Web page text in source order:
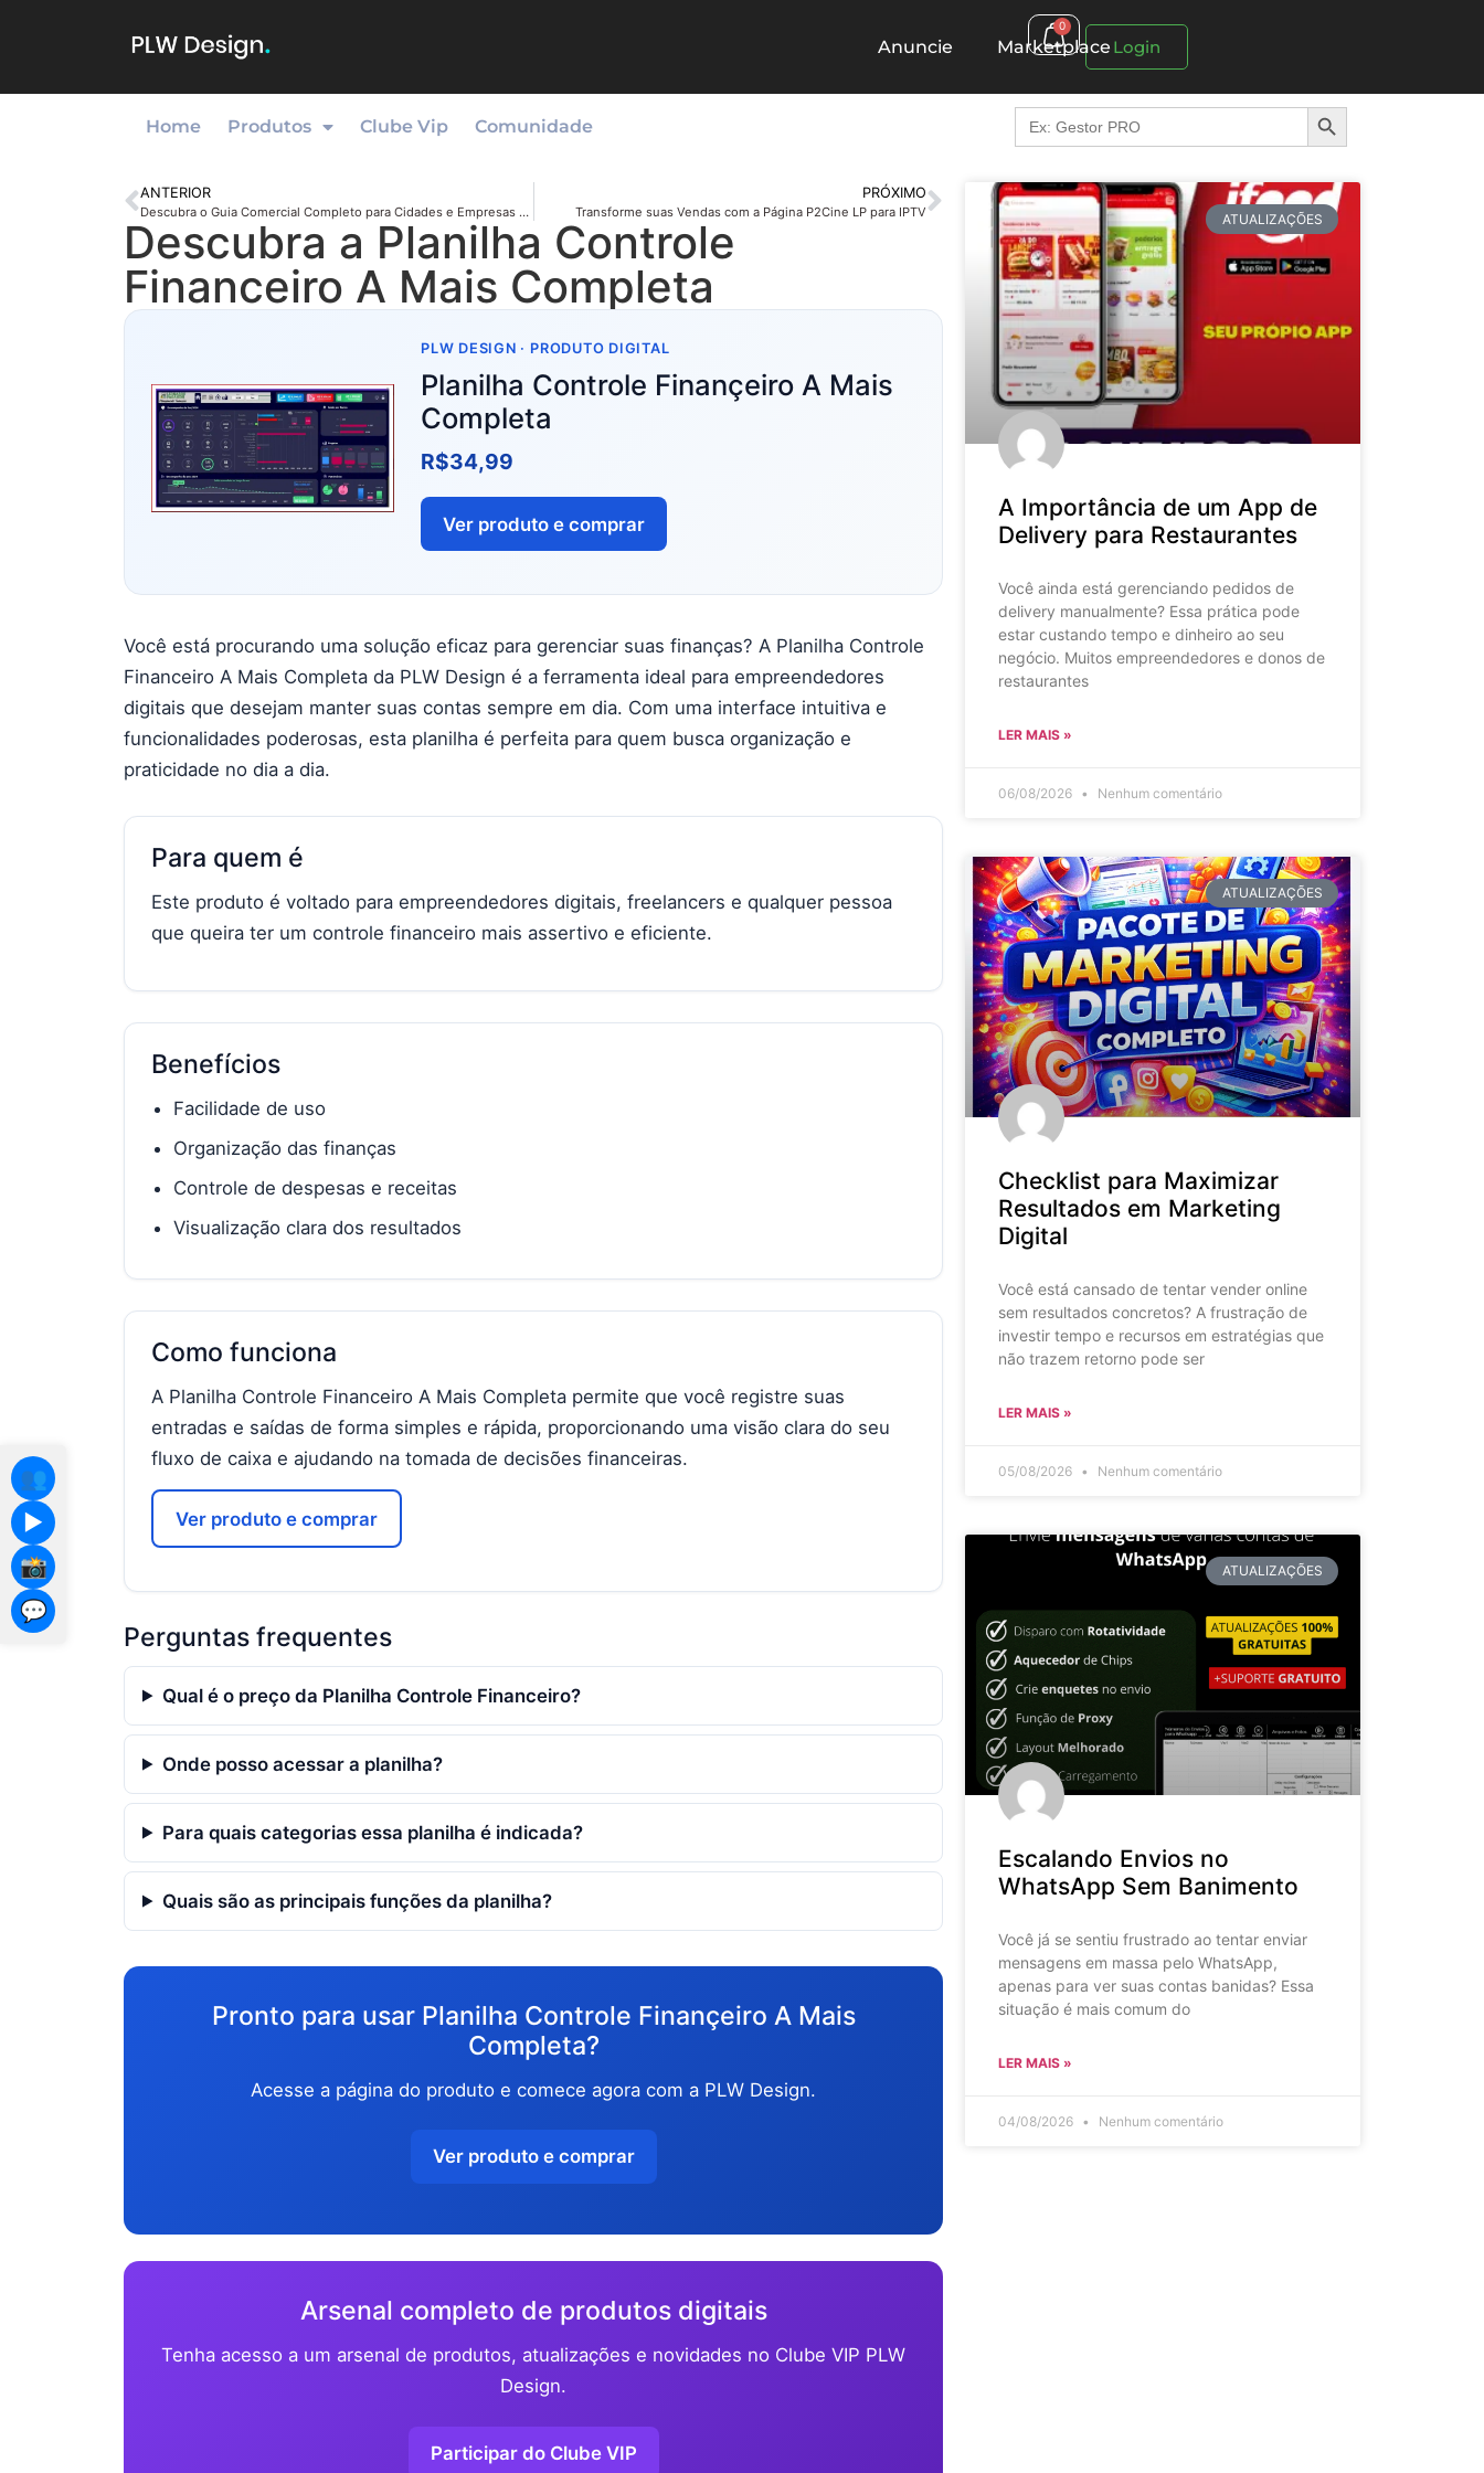
Anuncie Marketplace
0
Login
Home Produtos Clube Vip Comunidade
Search
for:
Search Button
ANTERIOR
Descubra o Guia Comercial Completo para Cidades e Empresas Script PHP Completo
PRÓXIMO
Transforme suas Vendas com a Página P2Cine LP para IPTV
Descubra a Planilha Controle
Financeiro A Mais Completa
PLW DESIGN · PRODUTO DIGITAL
Planilha Controle Finançeiro A Mais
Completa
R$34,99
Ver produto e comprar
Você está procurando uma solução eficaz para gerenciar suas finanças? A Planilha Controle
Financeiro A Mais Completa da PLW Design é a ferramenta ideal para empreendedores
digitais que desejam manter suas contas sempre em dia. Com uma interface intuitiva e
funcionalidades poderosas, esta planilha é perfeita para quem busca organização e
praticidade no dia a dia.
Para quem é
Este produto é voltado para empreendedores digitais, freelancers e qualquer pessoa
que queira ter um controle financeiro mais assertivo e eficiente.
Benefícios
Facilidade de uso
Organização das finanças
Controle de despesas e receitas
Visualização clara dos resultados
Como funciona
A Planilha Controle Financeiro A Mais Completa permite que você registre suas
entradas e saídas de forma simples e rápida, proporcionando uma visão clara do seu
fluxo de caixa e ajudando na tomada de decisões financeiras.
Ver produto e comprar
Perguntas frequentes
Qual é o preço da Planilha Controle Financeiro?
Onde posso acessar a planilha?
Para quais categorias essa planilha é indicada?
Quais são as principais funções da planilha?
Pronto para usar Planilha Controle Finançeiro A Mais
Completa?
Acesse a página do produto e comece agora com a PLW Design.
Ver produto e comprar
Arsenal completo de produtos digitais
Tenha acesso a um arsenal de produtos, atualizações e novidades no Clube VIP PLW
Design.
Participar do Clube VIP
ATUALIZAÇÕES
A Importância de um App de
Delivery para Restaurantes
Você ainda está gerenciando pedidos de
delivery manualmente? Essa prática pode
estar custando tempo e dinheiro ao seu
negócio. Muitos empreendedores e donos de
restaurantes
LER MAIS »
06/08/2026 Nenhum comentário
ATUALIZAÇÕES
Checklist para Maximizar
Resultados em Marketing
Digital
Você está cansado de tentar vender online
sem resultados concretos? A frustração de
investir tempo e recursos em estratégias que
não trazem retorno pode ser
LER MAIS »
05/08/2026 Nenhum comentário
ATUALIZAÇÕES
Escalando Envios no
WhatsApp Sem Banimento
Você já se sentiu frustrado ao tentar enviar
mensagens em massa pelo WhatsApp,
apenas para ver suas contas banidas? Essa
situação é mais comum do
LER MAIS »
04/08/2026 Nenhum comentário
👥
▶️
📸
💬